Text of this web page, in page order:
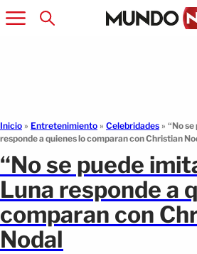
Inicio » Entretenimiento » Celebridades » “No
responde a quienes lo comparan con Christian
“No se puede
Luna responde a
comparan con
Nodal